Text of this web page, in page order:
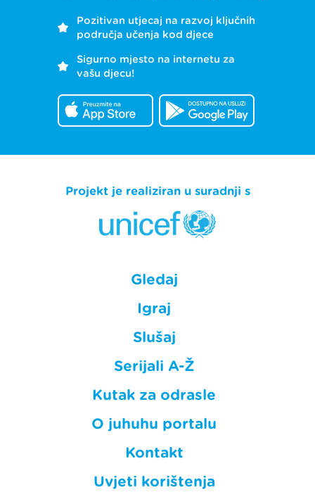
Pozitivan utjecaj na razvoj ključnih
područja učenja kod djece
Sigurno mjesto na internetu za
vašu djecu!
Projekt je realiziran u suradnji s
Gledaj
Igraj
Slušaj
Serijali A-Ž
Kutak za odrasle
O juhuhu portalu
Kontakt
Uvjeti korištenja